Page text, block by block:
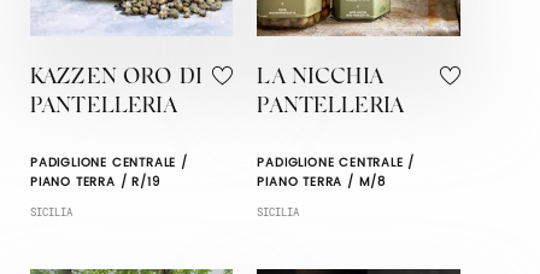
KAZZEN ORO DI
PANTELLERIA
PADIGLIONE CENTRALE /
PIANO TERRA / R/19
SICILIA
LA NICCHIA
PANTELLERIA
PADIGLIONE CENTRALE /
PIANO TERRA / M/8
SICILIA